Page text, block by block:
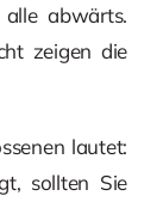
abwärts.
zeigen die
lautet:
sollten Sie